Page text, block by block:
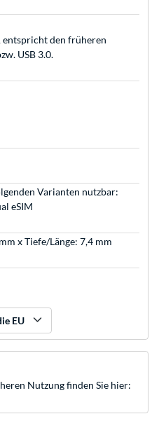
entspricht den früheren
USB 3.0.
Varianten nutzbar:
eSIM
x Tiefe/Länge: 7,4 mm
EU
Nutzung finden Sie hier: